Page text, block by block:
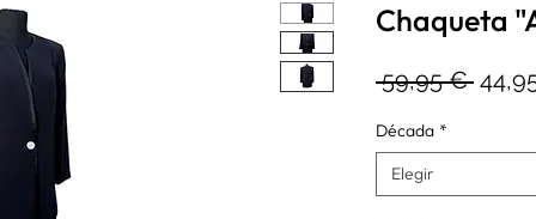
Chaqueta
59,95 €
Década *
Elegir